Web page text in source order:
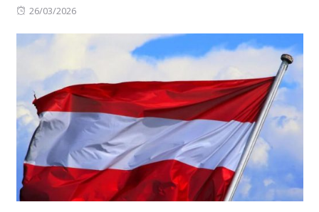
Posted
26/03/2026